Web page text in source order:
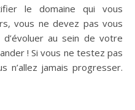
le domaine qui vous
vous ne devez pas vous
au sein de votre
! Si vous ne testez pas
n’allez jamais progresser.